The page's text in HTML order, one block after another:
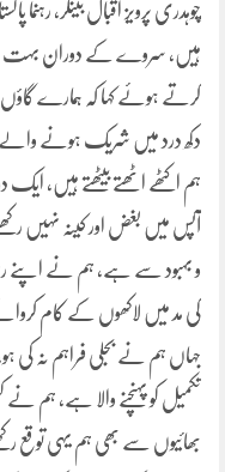
چوہدری پرویز اقبال بینکر،
ہیں، سروے کے دوران بہت
کرتے ہوئے کہا کہ ہمارے
دکھ درد میں شریک ہونے والے
ہم اکٹھے اٹھتے بیٹھتے
آپس میں بغض اور کینہ نہیں
و بہبود سے ہے، ہم نے اپنے
کی مد میں لاکھوں کے کام
جہاں ہم نے بجلی فراہم نہ کی
تکمیل کو پہنچنے والا ہے، ہم
بھائیوں سے بھی ہم یہی توقع